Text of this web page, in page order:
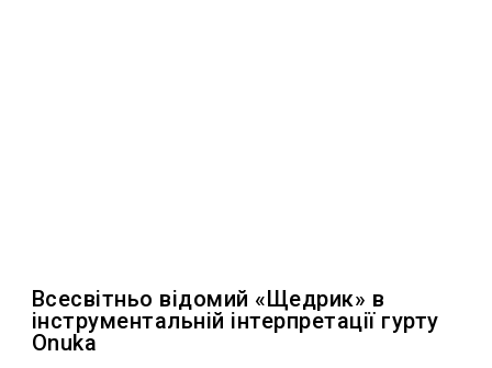
Всесвітньо відомий «Щедрик» в
інструментальній інтерпретації гурту
Onuka